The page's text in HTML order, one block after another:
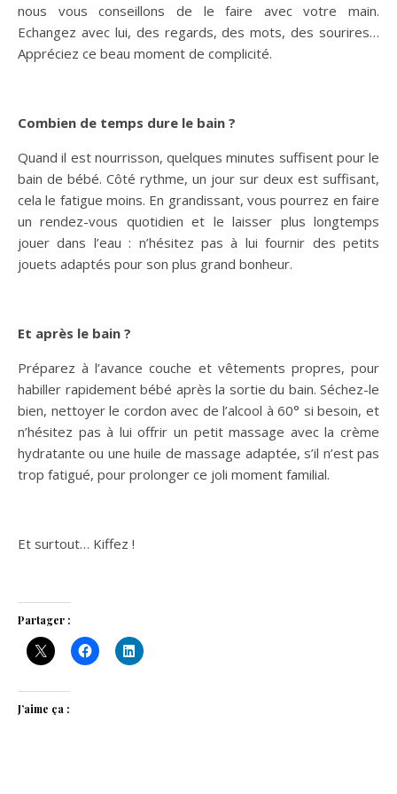
nous vous conseillons de le faire avec votre main.
Echangez avec lui, des regards, des mots, des sourires…
Appréciez ce beau moment de complicité.
Combien de temps dure le bain ?
Quand il est nourrisson, quelques minutes suffisent pour le
bain de bébé. Côté rythme, un jour sur deux est suffisant,
cela le fatigue moins. En grandissant, vous pourrez en faire
un rendez-vous quotidien et le laisser plus longtemps
jouer dans l’eau : n’hésitez pas à lui fournir des petits
jouets adaptés pour son plus grand bonheur.
Et après le bain ?
Préparez à l’avance couche et vêtements propres, pour
habiller rapidement bébé après la sortie du bain. Séchez-le
bien, nettoyer le cordon avec de l’alcool à 60° si besoin, et
n’hésitez pas à lui offrir un petit massage avec la crème
hydratante ou une huile de massage adaptée, s’il n’est pas
trop fatigué, pour prolonger ce joli moment familial.
Et surtout… Kiffez !
Partager :
J’aime ça :